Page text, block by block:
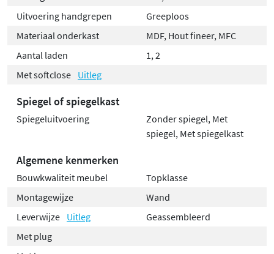
Uitvoering handgrepen
Greeploos
Materiaal onderkast
MDF, Hout fineer, MFC
Aantal laden
1, 2
Met softclose Uitleg
Spiegel of spiegelkast
Spiegeluitvoering
Zonder spiegel, Met
spiegel, Met spiegelkast
Algemene kenmerken
Bouwkwaliteit meubel
Topklasse
Montagewijze
Wand
Leverwijze Uitleg
Geassembleerd
Met plug